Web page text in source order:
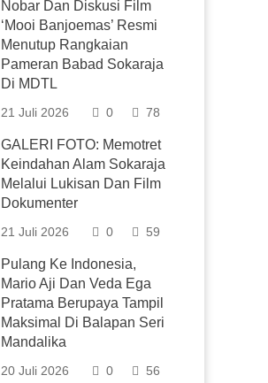
Nobar Dan Diskusi Film
‘Mooi Banjoemas’ Resmi
Menutup Rangkaian
Pameran Babad Sokaraja
Di MDTL
21 Juli 2026 0 78
GALERI FOTO: Memotret
Keindahan Alam Sokaraja
Melalui Lukisan Dan Film
Dokumenter
21 Juli 2026 0 59
Pulang Ke Indonesia,
Mario Aji Dan Veda Ega
Pratama Berupaya Tampil
Maksimal Di Balapan Seri
Mandalika
20 Juli 2026 0 56